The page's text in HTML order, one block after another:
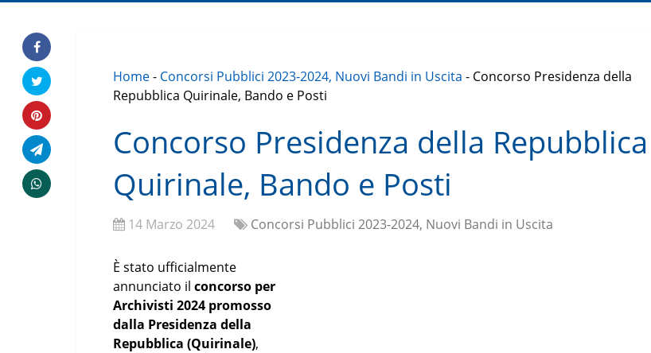
Home- Concorsi Pubblici 2023-2024, Nuovi Bandi in Uscita - Concorso Presidenza della
Repubblica Quirinale, Bando e Posti
Concorso Presidenza della Repubblica
Quirinale, Bando e Posti
14 Marzo 2024 Concorsi Pubblici 2023-2024, Nuovi Bandi in Uscita
È stato ufficialmente
annunciato il concorso per
Archivisti 2024 promosso
dalla Presidenza della
Repubblica (Quirinale),